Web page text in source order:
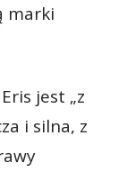
marki
jest „z
i silna, z